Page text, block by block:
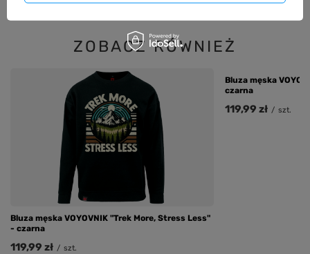
ZOBACZ RÓWNIEŻ
Bluza męska VOYOVNIK "Trek More, Stress Less"
- czarna
119,99 zł / szt.
Bluza męska
czarna
119,99 zł / szt.